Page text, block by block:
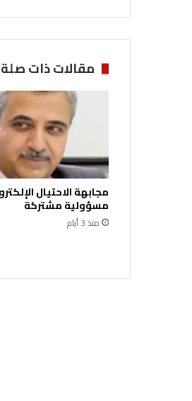
ن
م
و
ر
ش
ر
ي
ب
ا
ل
ا
مقالات ذات صلة
مجابهة الاحتيال
مسؤولية مشتركة
منذ 3 أيام